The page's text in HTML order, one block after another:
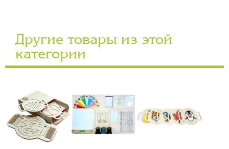
Другие товары из этой
категории